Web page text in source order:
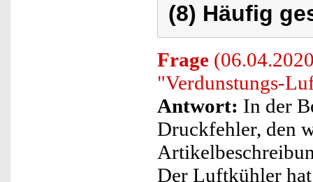
(8) Häufig
Frage
"Verdunstungs-
Antwort: In der
Druckfehler, den
Der Luftkühler